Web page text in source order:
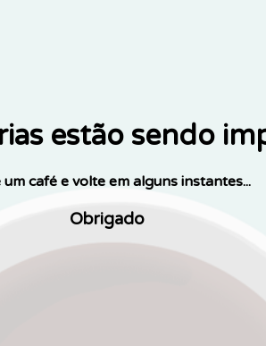
estão sendo
um café e volte em alguns instantes...
Obrigado